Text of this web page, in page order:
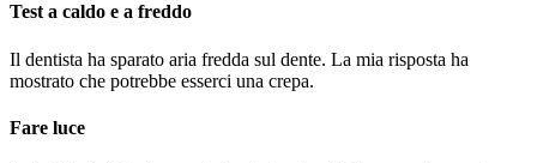
Test a caldo e a freddo
Il dentista ha sparato aria fredda sul dente. La mia risposta ha
mostrato che potrebbe esserci una crepa.
Fare luce